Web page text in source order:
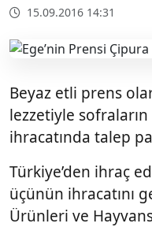
15.09.2016 14:31
Beyaz etli prens
lezzetiyle sofraların
ihracatında talep
Türkiye’den ihraç
üçünün ihracatını
Ürünleri ve